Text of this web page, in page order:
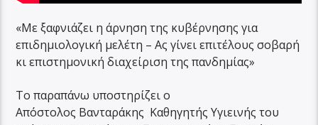
«Με ξαφνιάζει η άρνηση της κυβέρνησης για
επιδημιολογική μελέτη – Ας γίνει επιτέλους σοβαρή
κι επιστημονική διαχείριση της πανδημίας»
Το παραπάνω υποστηρίζει ο
Απόστολος Βανταράκης Καθηγητής Υγιεινής του